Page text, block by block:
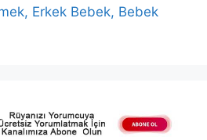
Erkek Bebek, Bebek